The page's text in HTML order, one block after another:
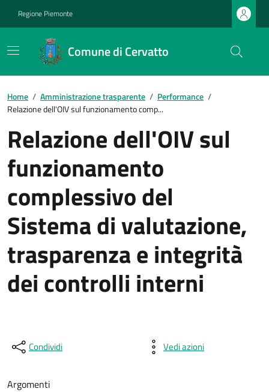
Regione Piemonte
Comune di Cervatto
Home / Amministrazione trasparente / Performance /
Relazione dell'OIV sul funzionamento comp...
Relazione dell'OIV sul
funzionamento
complessivo del
Sistema di valutazione,
trasparenza e integrità
dei controlli interni
Condividi Vedi azioni
Argomenti